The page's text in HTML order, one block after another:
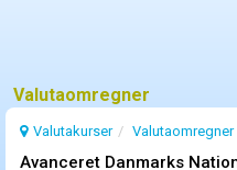
Valutaomregner
Valutakurser Valutaomregner
Avanceret Danmarks